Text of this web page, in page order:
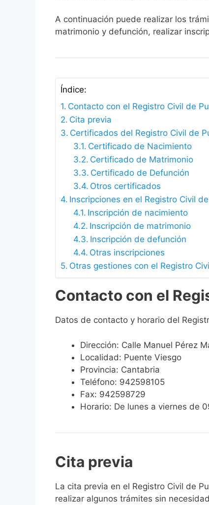
A continuación puede realizar los
matrimonio y defunción, realizar
Índice:
Contacto con el Registro Civil de
Cita previa
Certificados del Registro Civil de
Certificado de Nacimiento
Certificado de Matrimonio
Certificado de Defunción
Otros certificados
Inscripciones en el Registro Civil
Inscripción de nacimiento
Inscripción de matrimonio
Inscripción de defunción
Otras inscripciones
Otras gestiones con el Registro
Contacto con el
Datos de contacto y horario del
Dirección: Calle Manuel Pérez
Localidad: Puente Viesgo
Provincia: Cantabria
Teléfono: 942598105
Fax: 942598729
Horario: De lunes a viernes de
Cita previa
​​​​​​​​​​​​​​​​​​​​​​​​​​​​La cita previa en el Registro Civil de
realizar algunos trámites sin